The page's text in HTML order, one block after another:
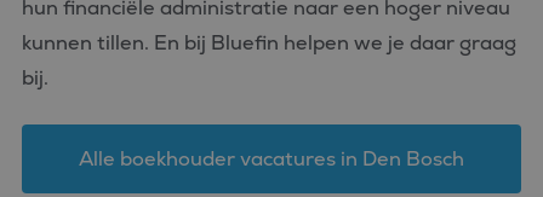
hun financiële administratie naar een hoger niveau
kunnen tillen. En bij Bluefin helpen we je daar graag
bij.
Alle boekhouder vacatures in Den Bosch